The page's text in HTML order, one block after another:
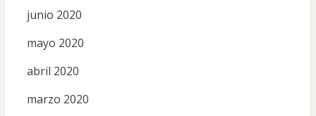
junio 2020
mayo 2020
abril 2020
marzo 2020